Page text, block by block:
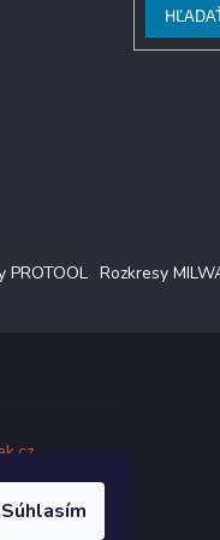
Súhlasím
PROTOOL Rozkresy
.